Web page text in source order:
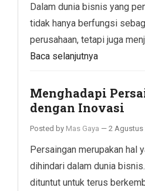
Dalam dunia bisnis yang
tidak hanya berfungsi
perusahaan, tetapi juga
Baca selanjutnya
Menghadapi
dengan Inovasi
Posted by Mas Gaya — 2 Agustus
Persaingan merupakan hal
dihindari dalam dunia
dituntut untuk terus